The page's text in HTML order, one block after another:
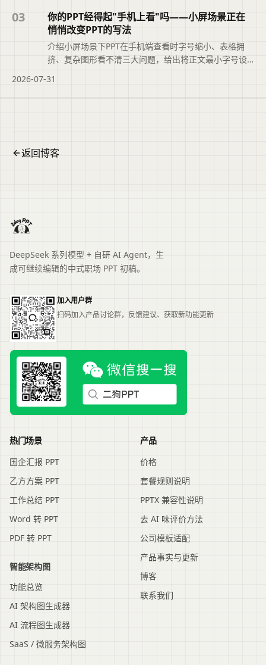
面主题、主要内容与适用场景，再进入原文查看完整信
息。
03
你的PPT经得起"手机上看"吗——小屏场景正在
悄悄改变PPT的写法
介绍小屏场景下PPT在手机端查看时字号缩小、表格拥
挤、复杂图形看不清三大问题，给出将正文最小字号设
等兼顾电脑与手机阅读的实用方法，并建议完成后在手
2026-07-31
返回博客
DeepSeek 系列模型 + 自研 AI Agent，生
成可继续编辑的中式职场 PPT 初稿。
加入用户群
扫码加入产品讨论群，反馈建议、获取新功能更新
热门场景
国企汇报 PPT
乙方方案 PPT
工作总结 PPT
Word 转 PPT
PDF 转 PPT
智能架构图
功能总览
AI 架构图生成器
AI 流程图生成器
SaaS / 微服务架构图
产品
价格
套餐规则说明
PPTX 兼容性说明
去 AI 味评价方法
公司模板适配
产品事实与更新
博客
联系我们